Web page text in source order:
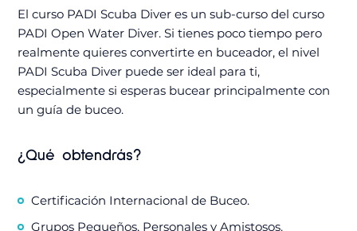
El curso PADI Scuba Diver es un sub-curso del curso
PADI Open Water Diver. Si tienes poco tiempo pero
realmente quieres convertirte en buceador, el nivel
PADI Scuba Diver puede ser ideal para ti,
especialmente si esperas bucear principalmente con
un guía de buceo.
¿Qué obtendrás?
Certificación Internacional de Buceo.
Grupos Pequeños, Personales y Amistosos.